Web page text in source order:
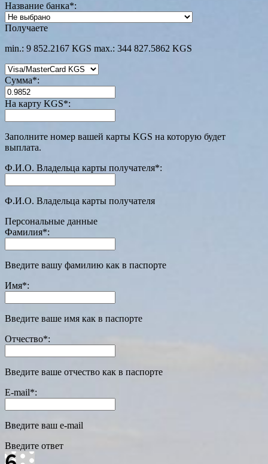
Название банка*:
Получаете
min.: 9 852.2167 KGS max.: 344 827.5862 KGS
Сумма*:
На карту KGS*:
Заполните номер вашей карты KGS на которую будет
выплата.
Ф.И.О. Владельца карты получателя*:
Ф.И.О. Владельца карты получателя
Персональные данные
Фамилия*:
Введите вашу фамилию как в паспорте
Имя*:
Введите ваше имя как в паспорте
Отчество*:
Введите ваше отчество как в паспорте
E-mail*:
Введите ваш e-mail
Введите ответ